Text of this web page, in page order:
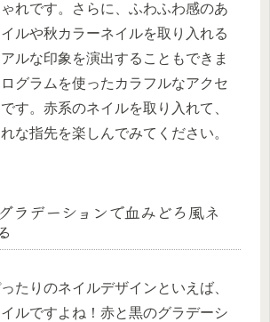
れです。さらに、ふわふわ感のあ
ルや秋カラーネイルを取り入れる
ルな印象を演出することもできま
グラムを使ったカラフルなアクセ
す。赤系のネイルを取り入れて、
な指先を楽しんでみてください。
ラデーションで血みどろ風ネ
たりのネイルデザインといえば、
ルですよね！赤と黒のグラデーシ